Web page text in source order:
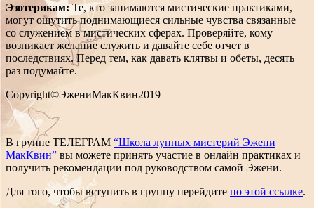
Эзотерикам:Те, кто занимаются мистические практиками,
могут ощутить поднимающиеся сильные чувства связанные
со служением в мистических сферах. Проверяйте, кому
возникает желание служить и давайте себе отчет в
последствиях. Перед тем, как давать клятвы и обеты, десять
раз подумайте.
Copyright©ЭжениМакКвин2019
В группе ТЕЛЕГРАМ “Школа лунных мистерий Эжени
МакКвин” вы можете принять участие в онлайн практиках и
получить рекомендации под руководством самой Эжени.
Для того, чтобы вступить в группу перейдите по этой ссылке.